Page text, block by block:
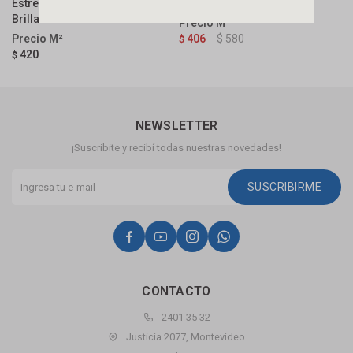
Estrella Blanco 32x62 Cm
Brillante
$ 420
Cm Satinado Y Rectificado
$ 406 $580
CONTACTO
2401 35 32
Justicia 2077, Montevideo
NEWSLETTER
¡Suscribite y recibí todas nuestras novedades!
SUSCRIBIRME
   